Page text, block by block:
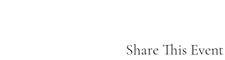
Share This Event